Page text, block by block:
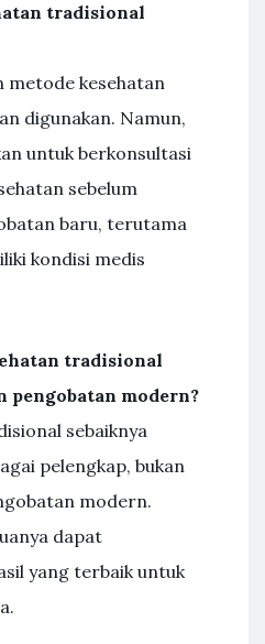
tradisional
metode kesehatan
digunakan. Namun,
untuk berkonsultasi
sebelum
baru, terutama
kondisi medis
tradisional
pengobatan modern?
sebaiknya
pelengkap, bukan
modern.
dapat
yang terbaik untuk